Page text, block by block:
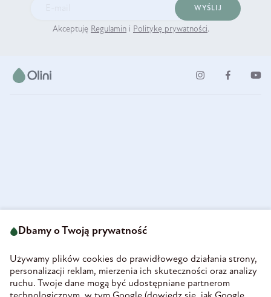
WYŚLIJ
Akceptuję Regulamin i Politykę prywatności.
58-160 Świebodzice
REGON 890213034
INFORMACJE
Dbamy o Twoją prywatność
Używamy plików cookies do prawidłowego działania strony,
personalizacji reklam, mierzenia ich skuteczności oraz analizy
ruchu. Twoje dane mogą być udostępniane partnerom